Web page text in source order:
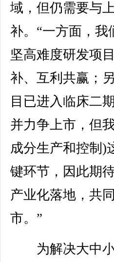
域，但仍需要与
补。“一方面，我
坚高难度研发项
补、互利共赢；
目已进入临床二
并力争上市，但
成分生产和控制)
键环节，因此期
产业化落地，共
市。”
为解决大中小